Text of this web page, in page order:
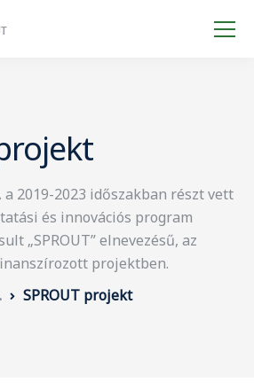
2019-2023 időszakban részt vett
és innovációs program
„SPROUT” elnevezésű, az
projektben.
SPROUT projekt